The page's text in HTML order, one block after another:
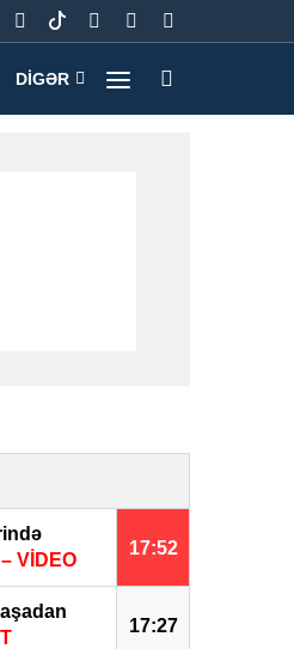
DIGƏR
17:52
VİDEO
17:27